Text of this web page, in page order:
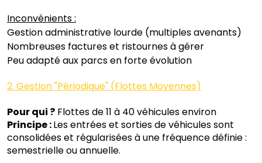
Inconvénients :
Gestion administrative lourde (multiples avenants)
Nombreuses factures et ristournes à gérer
Peu adapté aux parcs en forte évolution
2. Gestion "Périodique" (Flottes Moyennes)
Pour qui ?Flottes de 11 à 40 véhicules environ
Principe :Les entrées et sorties de véhicules sont
consolidées et régularisées à une fréquence définie :
semestrielle ou annuelle.